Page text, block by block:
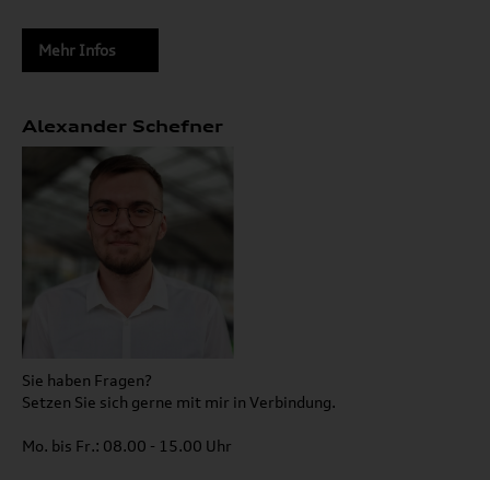
Mehr Infos
Alexander Schefner
Sie haben Fragen?
Setzen Sie sich gerne mit mir in Verbindung.
Mo. bis Fr.: 08.00 - 15.00 Uhr